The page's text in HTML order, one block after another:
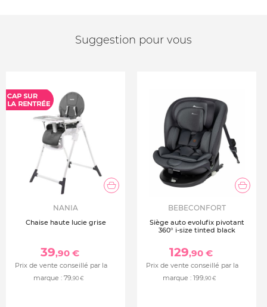
Suggestion pour vous
NANIA
Chaise haute lucie grise
39,90 €
Prix de vente conseillé par la
marque : 79,90 €
BEBECONFORT
Siège auto evolufix pivotant
360° i-size tinted black
129,90 €
Prix de vente conseillé par la
marque : 199,90 €